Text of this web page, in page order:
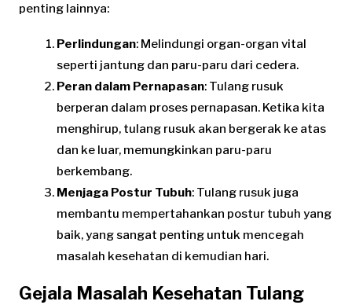
penting lainnya:
Perlindungan: Melindungi organ-organ vital
seperti jantung dan paru-paru dari cedera.
Peran dalam Pernapasan: Tulang rusuk
berperan dalam proses pernapasan. Ketika kita
menghirup, tulang rusuk akan bergerak ke atas
dan ke luar, memungkinkan paru-paru
berkembang.
Menjaga Postur Tubuh: Tulang rusuk juga
membantu mempertahankan postur tubuh yang
baik, yang sangat penting untuk mencegah
masalah kesehatan di kemudian hari.
Gejala Masalah Kesehatan Tulang